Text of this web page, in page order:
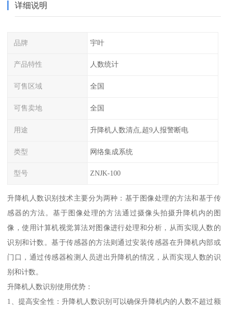
详细说明
品牌 宇叶
产品特性 人数统计
可售区域 全国
可售卖地 全国
用途 升降机人数清点,超9人报警断电
类型 网络集成系统
型号 ZNJK-100
升降机人数识别技术主要分为两种：基于图像处理的方法和基于传
感器的方法。基于图像处理的方法通过摄像头拍摄升降机内的图
像，使用计算机视觉算法对图像进行处理和分析，从而实现人数的
识别和计数。基于传感器的方法则通过安装传感器在升降机内部或
门口，通过传感器检测人员进出升降机的情况，从而实现人数的识
别和计数。
升降机人数识别使用优势：
1、提高安全性：升降机人数识别可以确保升降机内的人数不超过额